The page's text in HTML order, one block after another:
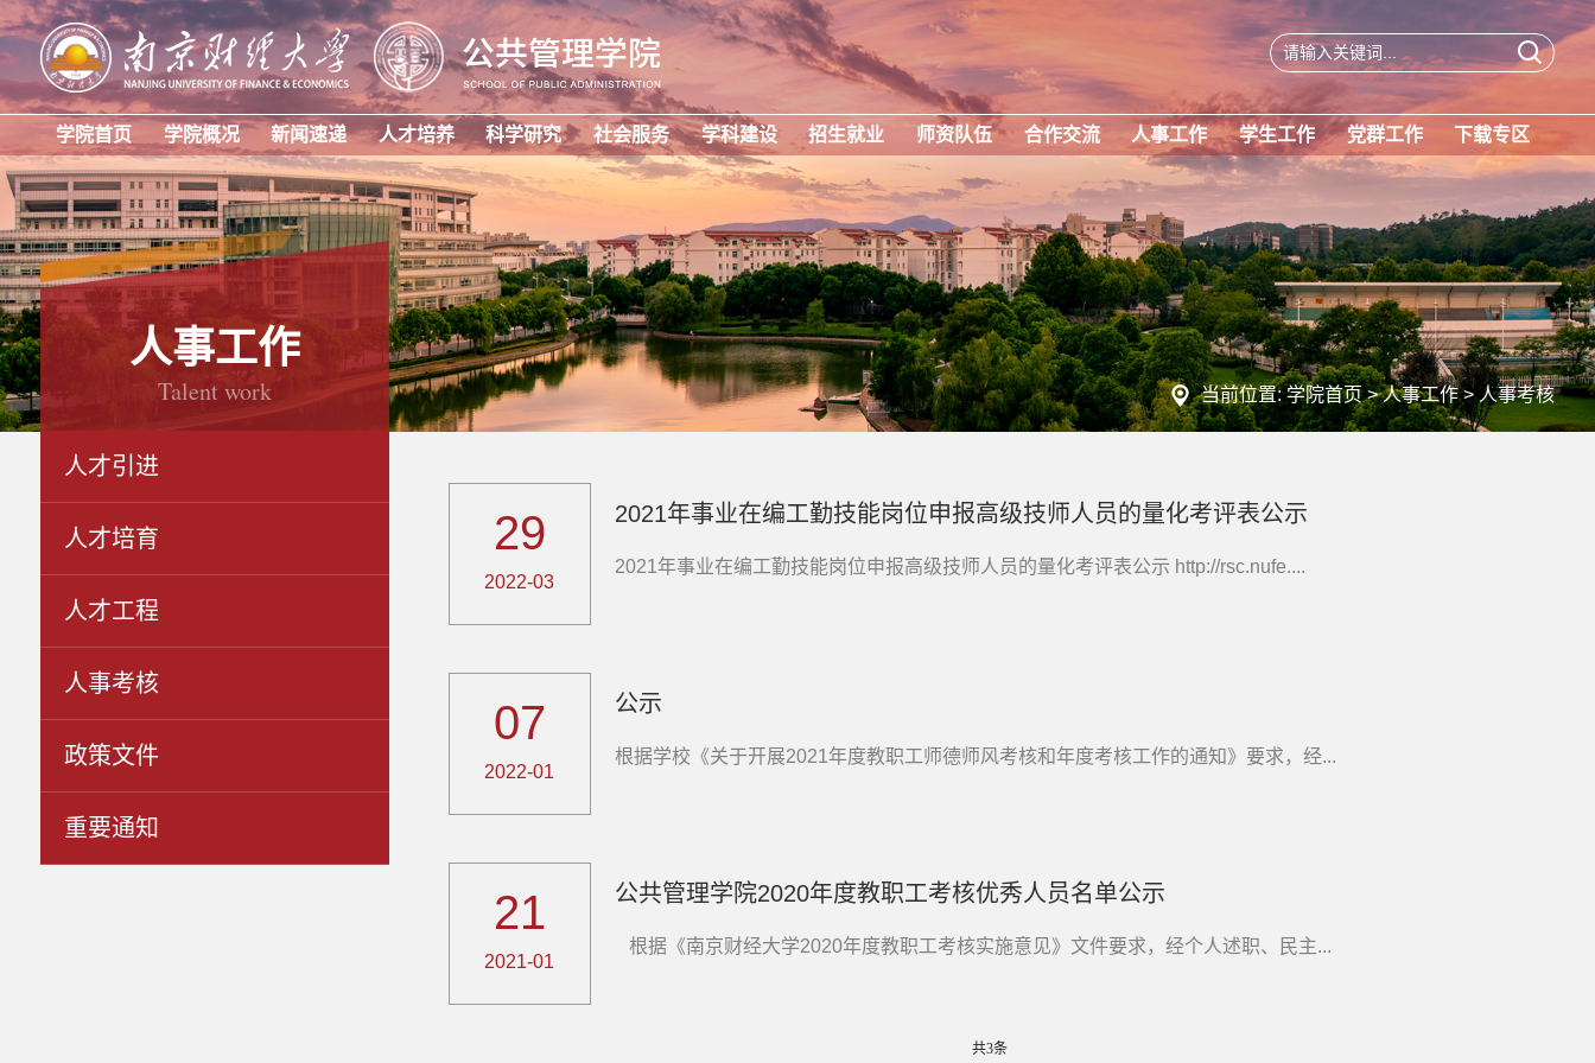
学院首页 学院概况 新闻速递 人才培养 科学研究 社会服务 学科建设 招生就业 师资队伍 合作交流 人事工作 学生工作 党群工作 下载专区
人事工作
Talent work 当前位置:学院首页>人事工作>人事考核
人才引进
人才培育
人才工程
人事考核
政策文件
重要通知
29
2022-03
2021年事业在编工勤技能岗位申报高级技师人员的量化考评表公示
​2021年事业在编工勤技能岗位申报高级技师人员的量化考评表公示 http://rsc.nufe....
07
2022-01
公示
​根据学校《关于开展2021年度教职工师德师风考核和年度考核工作的通知》要求，经...
21
2021-01
公共管理学院2020年度教职工考核优秀人员名单公示
​ 根据《南京财经大学2020年度教职工考核实施意见》文件要求，经个人述职、民主...
共3条